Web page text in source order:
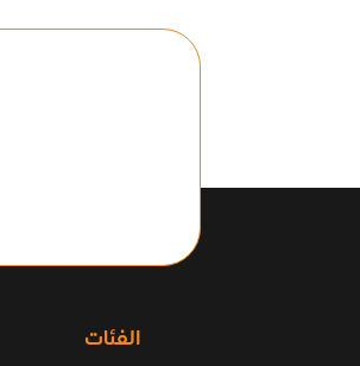
الفئات